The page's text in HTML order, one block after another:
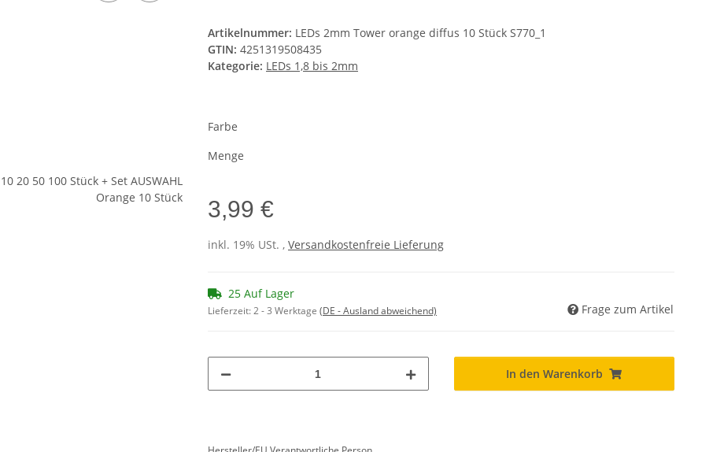
Artikelnummer: LEDs 2mm Tower orange diffus 10 Stück S770_1
GTIN: 4251319508435
Kategorie: LEDs 1,8 bis 2mm
Farbe
Menge
3,99 €
inkl. 19% USt. , Versandkostenfreie Lieferung
25 Auf Lager
Lieferzeit:2 - 3 Werktage (DE - Ausland abweichend) Frage zum Artikel
In den Warenkorb